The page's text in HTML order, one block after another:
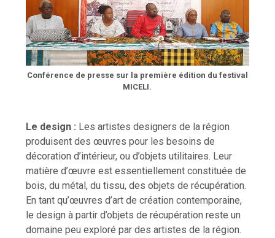
Conférence de presse sur la première édition du festival
MICELI.
Le design : Les artistes designers de la région
produisent des œuvres pour les besoins de
décoration d’intérieur, ou d’objets utilitaires. Leur
matière d’œuvre est essentiellement constituée de
bois, du métal, du tissu, des objets de récupération.
En tant qu’œuvres d’art de création contemporaine,
le design à partir d’objets de récupération reste un
domaine peu exploré par des artistes de la région.